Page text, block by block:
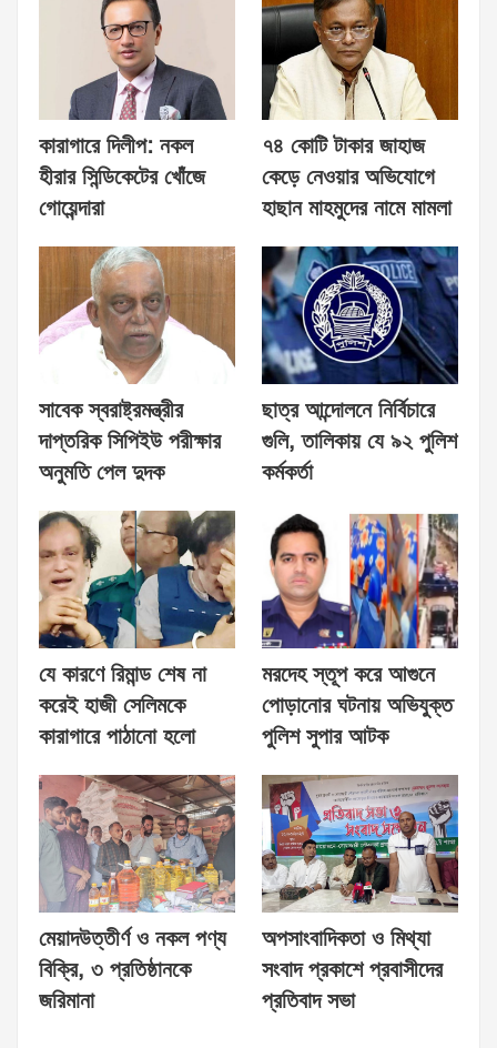
কারাগারে দিলীপ: নকল
হীরার সিন্ডিকেটের খোঁজে
গোয়েন্দারা
৭৪ কোটি টাকার জাহাজ
কেড়ে নেওয়ার অভিযোগে
হাছান মাহমুদের নামে মামলা
সাবেক স্বরাষ্ট্রমন্ত্রীর
দাপ্তরিক সিপিইউ পরীক্ষার
অনুমতি পেল দুদক
ছাত্র আন্দোলনে নির্বিচারে
গুলি, তালিকায় যে ৯২ পুলিশ
কর্মকর্তা
যে কারণে রিমান্ড শেষ না
করেই হাজী সেলিমকে
কারাগারে পাঠানো হলো
মরদেহ স্তূপ করে আগুনে
পোড়ানোর ঘটনায় অভিযুক্ত
পুলিশ সুপার আটক
মেয়াদউত্তীর্ণ ও নকল পণ্য
বিক্রি, ৩ প্রতিষ্ঠানকে
জরিমানা
অপসাংবাদিকতা ও মিথ্যা
সংবাদ প্রকাশে প্রবাসীদের
প্রতিবাদ সভা